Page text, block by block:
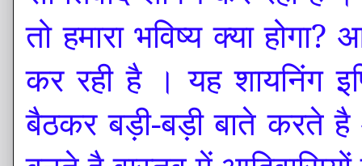
तो हमारा भविष्य क्या
कर रही है । यह शायनिंग
बैठकर बड़ी-बड़ी बाते करते